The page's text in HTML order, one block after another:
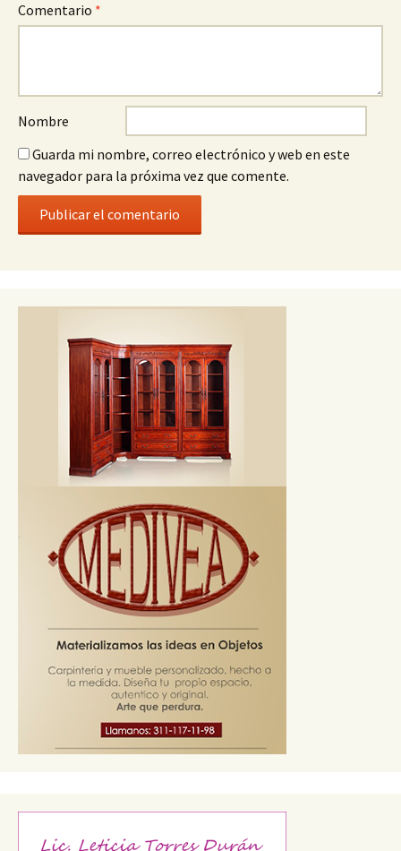
Comentario *
Nombre
Guarda mi nombre, correo electrónico y web en este
navegador para la próxima vez que comente.